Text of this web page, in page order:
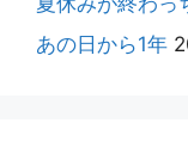
あの日から1年